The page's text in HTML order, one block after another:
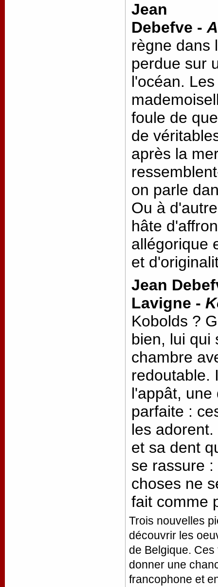
Jean
Debefve -
règne dans
perdue sur
l'océan.
foule de
de
après la
on parle
Ou à
hâte
allégorique
et
Jean
Lavigne -
Kobolds ?
bien, lui qui
chambre
redoutable.
l'appât, une
parfaite :
les
et sa dent
se rassure
choses ne
fait comme
Trois nouvelles
découvrir les
de Belgique.
donner une
francophone et